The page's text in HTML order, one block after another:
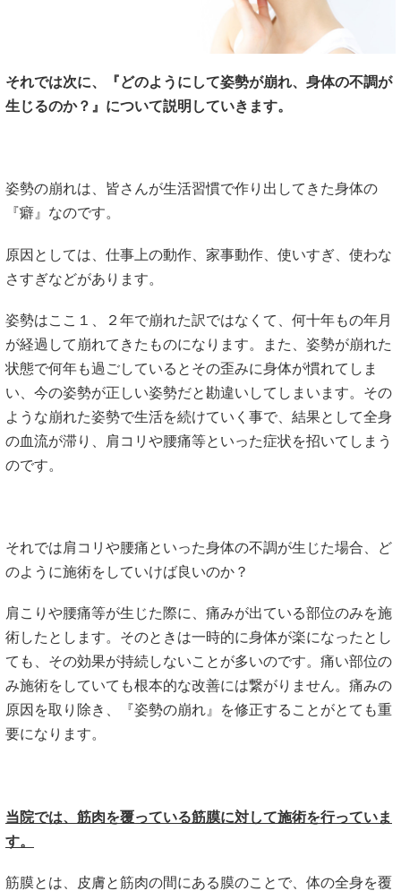
それでは次に、『どのようにして姿勢が崩れ、身体の不調が
生じるのか？』について説明していきます。
姿勢の崩れは、皆さんが生活習慣で作り出してきた身体の
『癖』なのです。
原因としては、仕事上の動作、家事動作、使いすぎ、使わな
さすぎなどがあります。
姿勢はここ１、２年で崩れた訳ではなくて、何十年もの年月
が経過して崩れてきたものになります。また、姿勢が崩れた
状態で何年も過ごしているとその歪みに身体が慣れてしま
い、今の姿勢が正しい姿勢だと勘違いしてしまいます。その
ような崩れた姿勢で生活を続けていく事で、結果として全身
の血流が滞り、肩コリや腰痛等といった症状を招いてしまう
のです。
それでは肩コリや腰痛といった身体の不調が生じた場合、ど
のように施術をしていけば良いのか？
肩こりや腰痛等が生じた際に、痛みが出ている部位のみを施
術したとします。そのときは一時的に身体が楽になったとし
ても、その効果が持続しないことが多いのです。痛い部位の
み施術をしていても根本的な改善には繋がりません。痛みの
原因を取り除き、『姿勢の崩れ』を修正することがとても重
要になります。
当院では、筋肉を覆っている筋膜に対して施術を行っていま
す。
筋膜とは、皮膚と筋肉の間にある膜のことで、体の全身を覆